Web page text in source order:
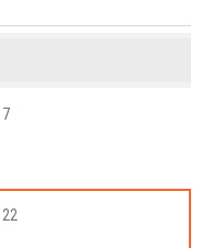
7
22